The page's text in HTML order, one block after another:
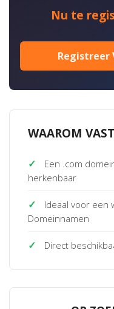
Nu te
Registreer
WAAROM
✓
Een .com
herkenbaar
✓
Ideaal voor een
Domeinnamen
✓ Direct